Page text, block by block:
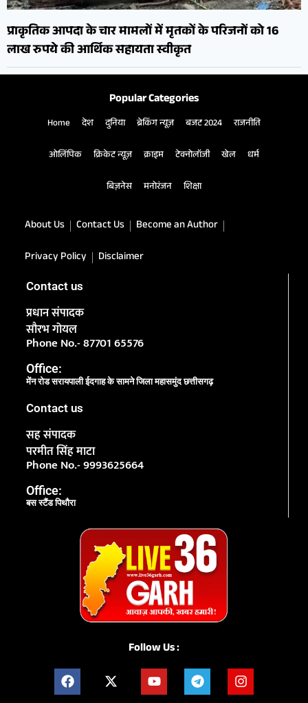
प्राकृतिक आपदा के चार मामलों में मृतकों के परिजनों को 16
लाख रुपये की आर्थिक सहायता स्वीकृत
Popular Categories
Home देश दुनिया ब्रेकिंग न्यूज़ बजट 2024 राजनीति
ओलिंपिक क्रिकेट न्यूज़ क्राइम टेक्नोलॉजी खेल धर्म
बिज़नेस मनोरंजन शिक्षा
About Us Contact Us
Become an Author
Privacy Policy
Disclaimer
Contact us
प्रधान संपादक
सौरभ गोयल
Phone No.- 87701 65576
Office:
मेंन रोड सरायपाली ईदगाह के सामने जिला महासमुंद छत्तीसगढ़
Contact us
सह संपादक
परमीत सिंह माटा
Phone No.- 9993625664
Office:
बस स्टैंड पिथौरा
Follow Us :